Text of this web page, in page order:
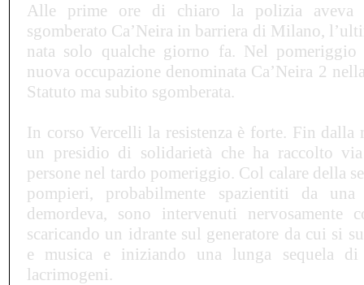
Alle prime ore di chiaro la polizia aveva
sgomberato Ca’Neira in barriera di Milano, l’
nata solo qualche giorno fa. Nel pomeriggio
nuova occupazione denominata Ca’Neira 2
Statuto ma subito sgomberata.
In corso Vercelli la resistenza è forte. Fin dalla
un presidio di solidarietà che ha raccolto
persone nel tardo pomeriggio. Col calare della
pompieri, probabilmente spazientiti da
demordeva, sono intervenuti nervosamente
scaricando un idrante sul generatore da cui si
e musica e iniziando una lunga sequela
lacrimogeni.